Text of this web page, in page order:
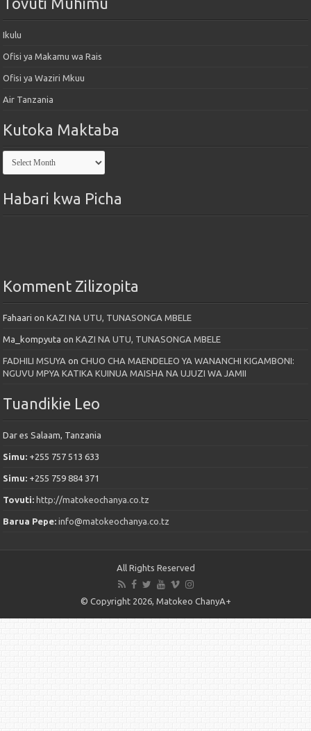
Ikulu
Ofisi ya Makamu wa Rais
Ofisi ya Waziri Mkuu
Air Tanzania
Kutoka Maktaba
Kutoka
Maktaba
Habari kwa Picha
Komment Zilizopita
Fahaari onKAZI NA UTU, TUNASONGA MBELE
Ma_kompyuta onKAZI NA UTU, TUNASONGA MBELE
FADHILI MSUYA onCHUO CHA MAENDELEO YA WANANCHI KIGAMBONI:
NGUVU MPYA KATIKA KUINUA MAISHA NA UJUZI WA JAMII
Tuandikie Leo
Dar es Salaam, Tanzania
Simu: +255 757 513 633
Simu: +255 759 884 371
Tovuti: http://matokeochanya.co.tz
Barua Pepe:info@matokeochanya.co.tz
All Rights Reserved
© Copyright 2026, Matokeo ChanyA+